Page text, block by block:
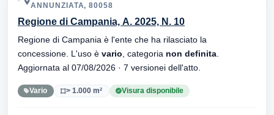
ANNUNZIATA, 80058
Regione di Campania, A. 2025, N. 10
Regione di Campania è l'ente che ha rilasciato la
concessione. L'uso è vario , categoria non definita
Aggiornata al 07/08/2026 · 7 versionei dell'atto.
Vario > 1.000 m² Visura disponibile